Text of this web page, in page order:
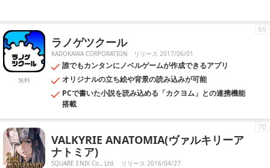
無料
ラノゲツクール
KADOKAWA CORPORATION リリース 2017/06/01
誰でもカンタンにノベルゲームが作成できるアプリ
オリジナルの立ち絵や背景の読み込みが可能
PCで書いた小説を読み込める「カクヨム」との連携機能
搭載
69
VALKYRIE ANATOMIA(ヴァルキリーア
ナトミア)
SQUARE ENIX Co., Ltd. リリース 2016/04/27
70